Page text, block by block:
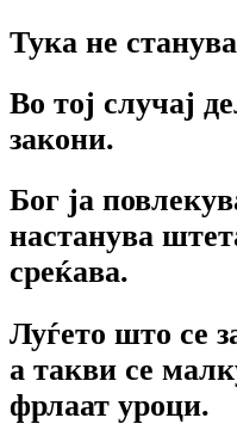
Тука не
Во тој случај
закони.
Бог ја
настанува
среќава.
Луѓето што се
а такви се
фрлаат уроци.